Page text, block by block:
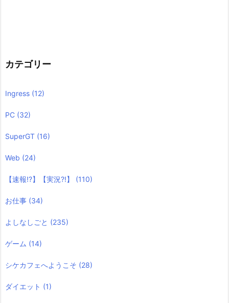
カテゴリー
Ingress (12)
PC (32)
SuperGT (16)
Web (24)
【速報!?】【実況?!】 (110)
お仕事 (34)
よしなしごと (235)
ゲーム (14)
シケカフェへようこそ (28)
ダイエット (1)